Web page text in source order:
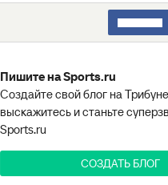
□□□□□□□□
Пишите на Sports.ru
Создайте свой блог на
выскажитесь и станьте
Sports.ru
СОЗДАТЬ БЛОГ